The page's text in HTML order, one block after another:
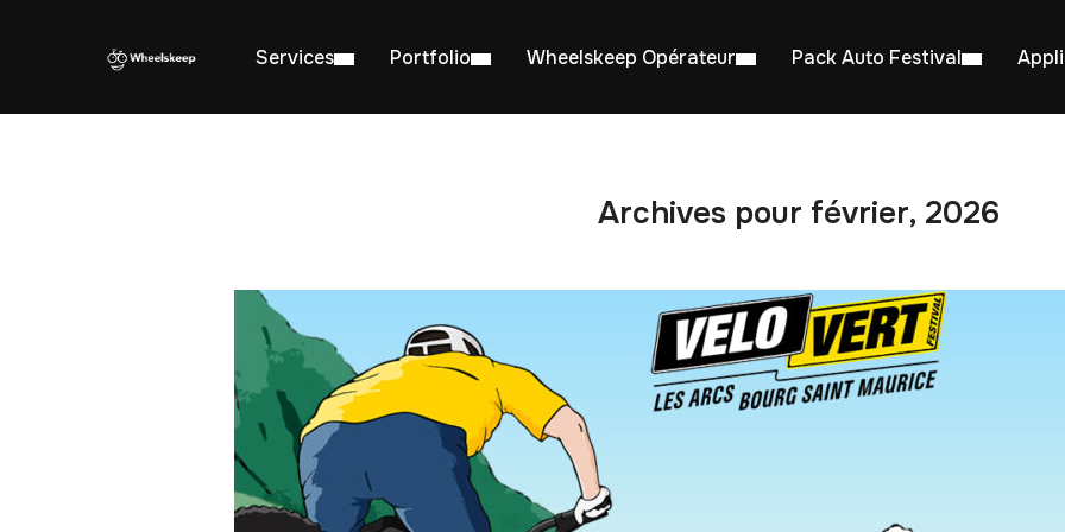
Services Portfolio Wheelskeep Opérateur Pack Auto Festival
Archives pour février, 2026